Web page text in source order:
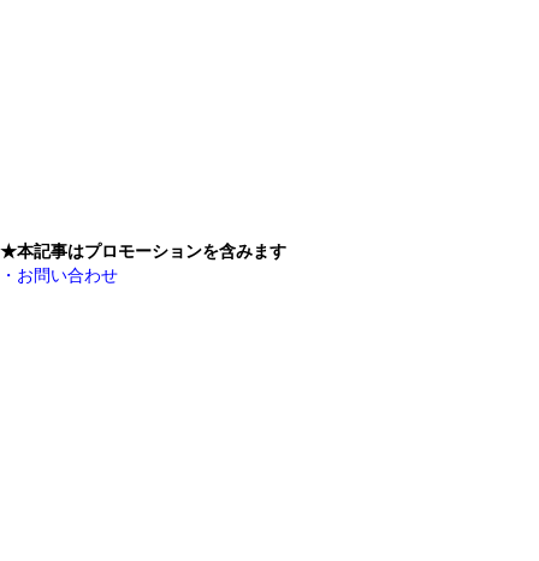
★本記事はプロモーションを含みます
・お問い合わせ